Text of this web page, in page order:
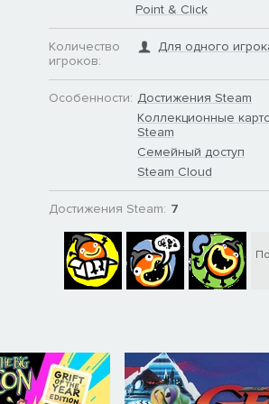
Point & Click
Количество
игроков:
Для одного
Особенности: Достижения Steam
Коллекционные
Steam
Семейный доступ
Steam Cloud
Достижения Steam: 7